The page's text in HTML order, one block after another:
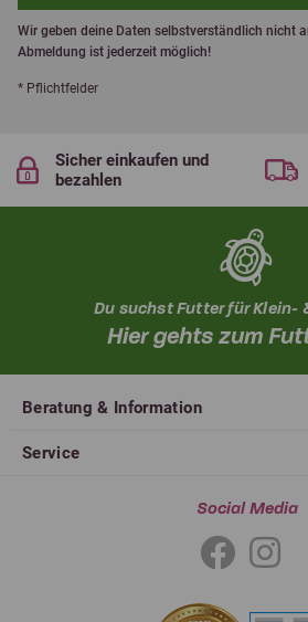
Wir geben deine Daten selbstverständlich nicht
Abmeldung ist jederzeit möglich!
* Pflichtfelder
Sicher einkaufen und
bezahlen
Du suchst Futter für Klein-
Hier gehts zum
Beratung & Information
Service
Social Media